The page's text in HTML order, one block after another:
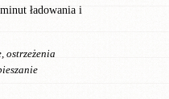
ładowania i
ostrzeżenia